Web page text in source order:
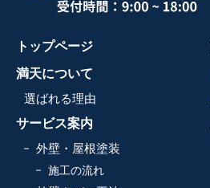
トップページ
満天について
選ばれる理由
サービス案内
外壁・屋根塗装
施工の流れ